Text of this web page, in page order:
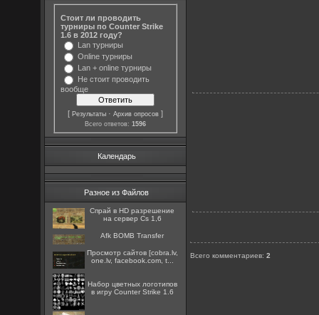
Стоит ли проводить
турниры по Counter Strike
1.6 в 2012 году?
Lan турниры
Online турниры
Lan + online турниры
Не стоит проводить
вообще
[Результаты ·Архив опросов ]
Всего ответов:1596
Календарь
Разное из Файлов
Спрай в HD разрешение
на сервер Cs 1,6
Afk BOMB Transfer
Просмотр сайтов [cobra.lv,
one.lv, facebook.com, t...
Набор цветных логотипов
в игру Counter Strike 1.6
Всего комментариев:2